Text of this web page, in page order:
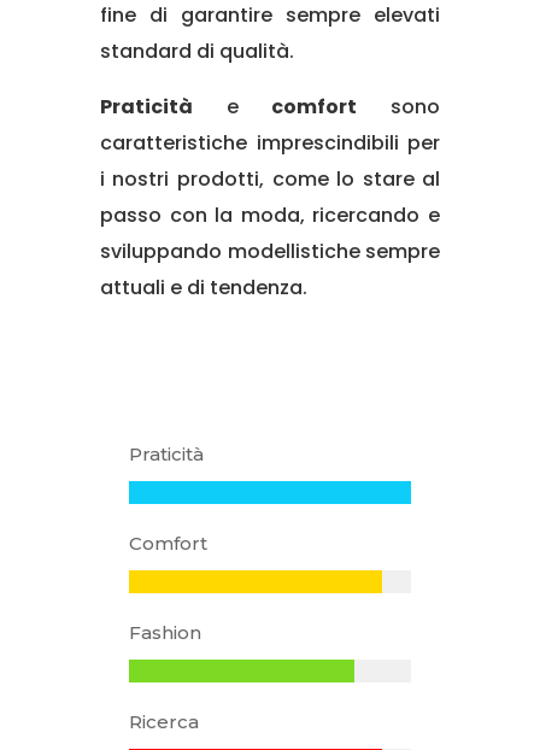
fine di garantire sempre elevati
standard di qualità.
Praticità e comfort sono
caratteristiche imprescindibili per
i nostri prodotti, come lo stare al
passo con la moda, ricercando e
sviluppando modellistiche sempre
attuali e di tendenza.
Praticità
Comfort
Fashion
Ricerca